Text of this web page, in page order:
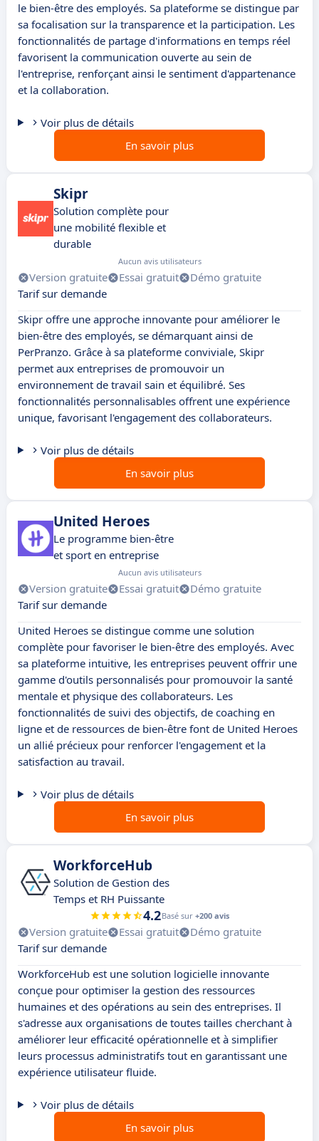
le bien-être des employés. Sa plateforme se distingue par
sa focalisation sur la transparence et la participation. Les
fonctionnalités de partage d'informations en temps réel
favorisent la communication ouverte au sein de
l'entreprise, renforçant ainsi le sentiment d'appartenance
et la collaboration.
Voir plus de détails
En savoir plus
Skipr
Solution complète pour
une mobilité flexible et
durable
Aucun avis utilisateurs
Version gratuite Essai gratuit
Démo gratuite
Tarif sur demande
Skipr offre une approche innovante pour améliorer le
bien-être des employés, se démarquant ainsi de
PerPranzo. Grâce à sa plateforme conviviale, Skipr
permet aux entreprises de promouvoir un
environnement de travail sain et équilibré. Ses
fonctionnalités personnalisables offrent une expérience
unique, favorisant l'engagement des collaborateurs.
Voir plus de détails
En savoir plus
United Heroes
Le programme bien-être
et sport en entreprise
Aucun avis utilisateurs
Version gratuite Essai gratuit
Démo gratuite
Tarif sur demande
United Heroes se distingue comme une solution
complète pour favoriser le bien-être des employés. Avec
sa plateforme intuitive, les entreprises peuvent offrir une
gamme d'outils personnalisés pour promouvoir la santé
mentale et physique des collaborateurs. Les
fonctionnalités de suivi des objectifs, de coaching en
ligne et de ressources de bien-être font de United Heroes
un allié précieux pour renforcer l'engagement et la
satisfaction au travail.
Voir plus de détails
En savoir plus
WorkforceHub
Solution de Gestion des
Temps et RH Puissante
4.2Basé sur +200 avis
Version gratuite Essai gratuit
Démo gratuite
Tarif sur demande
WorkforceHub est une solution logicielle innovante
conçue pour optimiser la gestion des ressources
humaines et des opérations au sein des entreprises. Il
s'adresse aux organisations de toutes tailles cherchant à
améliorer leur efficacité opérationnelle et à simplifier
leurs processus administratifs tout en garantissant une
expérience utilisateur fluide.
Voir plus de détails
En savoir plus